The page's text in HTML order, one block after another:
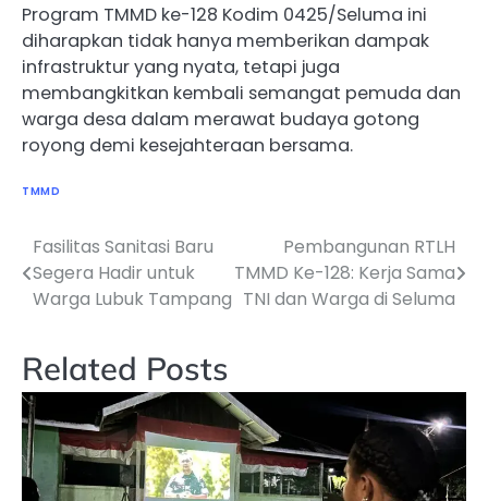
Program TMMD ke-128 Kodim 0425/Seluma ini
diharapkan tidak hanya memberikan dampak
infrastruktur yang nyata, tetapi juga
membangkitkan kembali semangat pemuda dan
warga desa dalam merawat budaya gotong
royong demi kesejahteraan bersama.
TMMD
Navigasi
pos
Fasilitas Sanitasi Baru
Segera Hadir untuk
Warga Lubuk Tampang
Pembangunan RTLH
TMMD Ke-128: Kerja Sama
TNI dan Warga di Seluma
Related Posts